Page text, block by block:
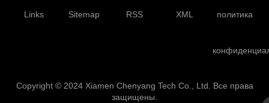
Links Sitemap RSS XML политика
Copyright © 2024 Xiamen Chenyang Tech Co., Ltd. Все права
защищены.